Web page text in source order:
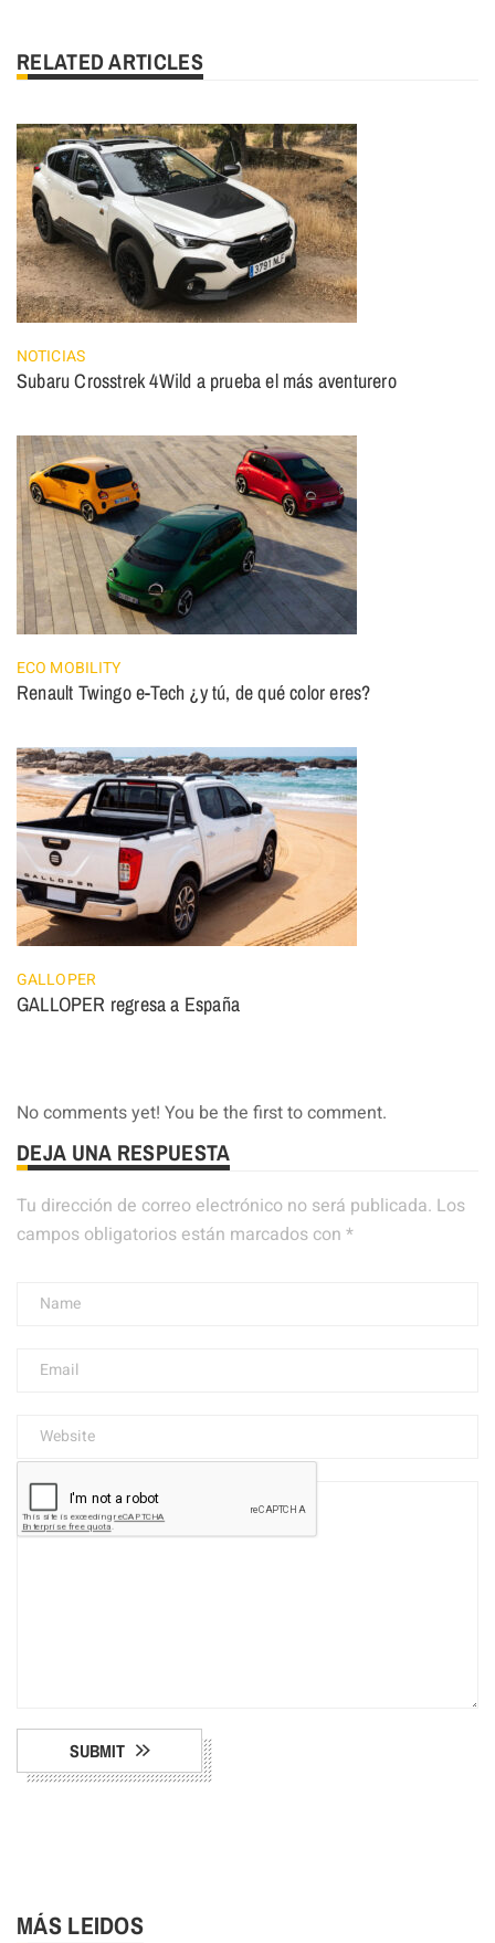
RELATED ARTICLES
NOTICIAS
Subaru Crosstrek 4Wild a prueba el más aventurero
ECO MOBILITY
Renault Twingo e-Tech ¿y tú, de qué color eres?
GALLOPER
GALLOPER regresa a España
No comments yet! You be the first to comment.
DEJA UNA RESPUESTA
Tu dirección de correo electrónico no será publicada. Los
campos obligatorios están marcados con *
SUBMIT
MÁS LEIDOS